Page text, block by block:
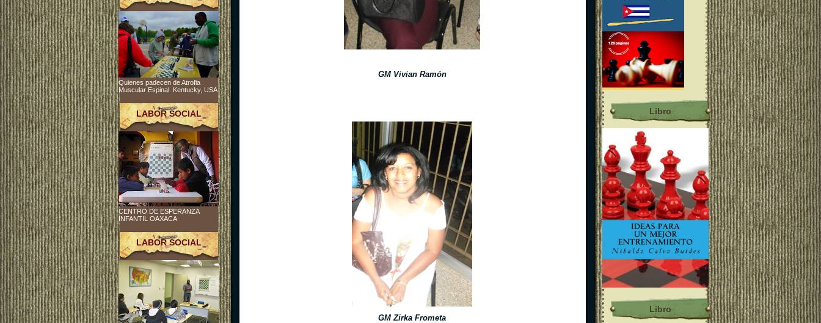
GM Vivian Ramón
GM Zirka Frometa
Quienes padecen de Atrofia
Muscular Espinal. Kentucky, USA
LABOR SOCIAL
CENTRO DE ESPERANZA
INFANTIL OAXACA
LABOR SOCIAL
Libro
Libro